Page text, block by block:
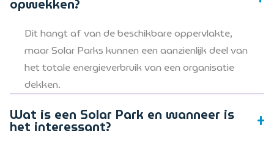
Dit hangt af van de beschikbare oppervlakte,
maar Solar Parks kunnen een aanzienlijk deel van
het totale energieverbruik van een organisatie
dekken.
Wat is een Solar Park en wanneer is
het interessant?